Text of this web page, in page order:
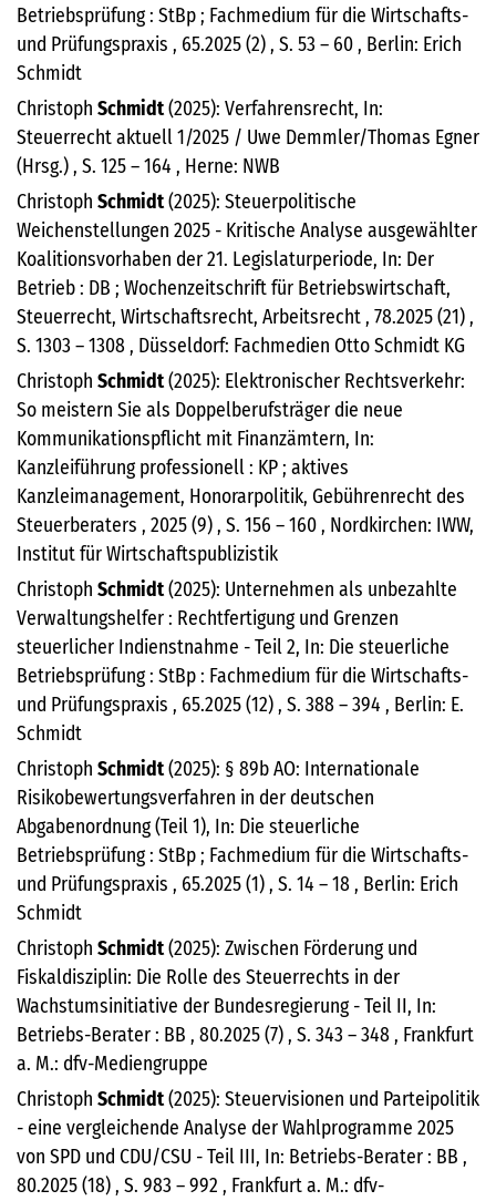
Betriebsprüfung : StBp ; Fachmedium für die Wirtschafts-
und Prüfungspraxis , 65.2025 (2) , S. 53 – 60 , Berlin: Erich
Schmidt
Christoph Schmidt(2025): Verfahrensrecht, In:
Steuerrecht aktuell 1/2025 / Uwe Demmler/Thomas Egner
(Hrsg.) , S. 125 – 164 , Herne: NWB
Christoph Schmidt(2025): Steuerpolitische
Weichenstellungen 2025 - Kritische Analyse ausgewählter
Koalitionsvorhaben der 21. Legislaturperiode, In: Der
Betrieb : DB ; Wochenzeitschrift für Betriebswirtschaft,
Steuerrecht, Wirtschaftsrecht, Arbeitsrecht , 78.2025 (21) ,
S. 1303 – 1308 , Düsseldorf: Fachmedien Otto Schmidt KG
Christoph Schmidt(2025): Elektronischer Rechtsverkehr:
So meistern Sie als Doppelberufsträger die neue
Kommunikationspflicht mit Finanzämtern, In:
Kanzleiführung professionell : KP ; aktives
Kanzleimanagement, Honorarpolitik, Gebührenrecht des
Steuerberaters , 2025 (9) , S. 156 – 160 , Nordkirchen: IWW,
Institut für Wirtschaftspublizistik
Christoph Schmidt(2025): Unternehmen als unbezahlte
Verwaltungshelfer : Rechtfertigung und Grenzen
steuerlicher Indienstnahme - Teil 2, In: Die steuerliche
Betriebsprüfung : StBp : Fachmedium für die Wirtschafts-
und Prüfungspraxis , 65.2025 (12) , S. 388 – 394 , Berlin: E.
Schmidt
Christoph Schmidt(2025): § 89b AO: Internationale
Risikobewertungsverfahren in der deutschen
Abgabenordnung (Teil 1), In: Die steuerliche
Betriebsprüfung : StBp ; Fachmedium für die Wirtschafts-
und Prüfungspraxis , 65.2025 (1) , S. 14 – 18 , Berlin: Erich
Schmidt
Christoph Schmidt(2025): Zwischen Förderung und
Fiskaldisziplin: Die Rolle des Steuerrechts in der
Wachstumsinitiative der Bundesregierung - Teil II, In:
Betriebs-Berater : BB , 80.2025 (7) , S. 343 – 348 , Frankfurt
a. M.: dfv-Mediengruppe
Christoph Schmidt(2025): Steuervisionen und Parteipolitik
- eine vergleichende Analyse der Wahlprogramme 2025
von SPD und CDU/CSU - Teil III, In: Betriebs-Berater : BB ,
80.2025 (18) , S. 983 – 992 , Frankfurt a. M.: dfv-